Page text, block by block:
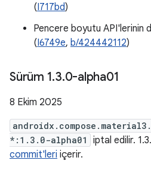
(I717bd)
Pencere boyutu API'lerinin
(I6749e, b/424442112)
Sürüm 1.3.0-alpha01
8 Ekim 2025
*:1.3.0-alpha01
iptal edilir.
commit'leri içerir.